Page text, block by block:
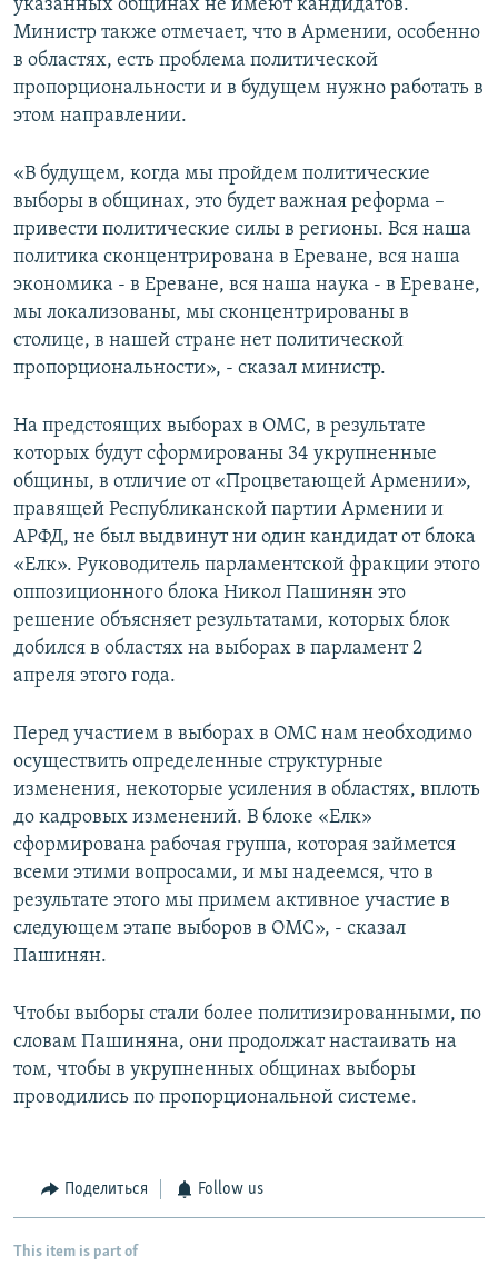
указанных общинах не имеют кандидатов.
Министр также отмечает, что в Армении, особенно
в областях, есть проблема политической
пропорциональности и в будущем нужно работать в
этом направлении.
«В будущем, когда мы пройдем политические
выборы в общинах, это будет важная реформа –
привести политические силы в регионы. Вся наша
политика сконцентрирована в Ереване, вся наша
экономика - в Ереване, вся наша наука - в Ереване,
мы локализованы, мы сконцентрированы в
столице, в нашей стране нет политической
пропорциональности», - сказал министр.
На предстоящих выборах в ОМС, в результате
которых будут сформированы 34 укрупненные
общины, в отличие от «Процветающей Армении»,
правящей Республиканской партии Армении и
АРФД, не был выдвинут ни один кандидат от блока
«Елк». Руководитель парламентской фракции этого
оппозиционного блока Никол Пашинян это
решение объясняет результатами, которых блок
добился в областях на выборах в парламент 2
апреля этого года.
Перед участием в выборах в ОМС нам необходимо
осуществить определенные структурные
изменения, некоторые усиления в областях, вплоть
до кадровых изменений. В блоке «Елк»
сформирована рабочая группа, которая займется
всеми этими вопросами, и мы надеемся, что в
результате этого мы примем активное участие в
следующем этапе выборов в ОМС», - сказал
Пашинян.
Чтобы выборы стали более политизированными, по
словам Пашиняна, они продолжат настаивать на
том, чтобы в укрупненных общинах выборы
проводились по пропорциональной системе.
Поделиться Follow us
This item is part of